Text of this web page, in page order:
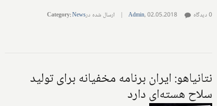
Admin,02.05.2018
| ارسال شده در Category:News 0 دیدگاه
نتانیاهو: ایران برنامه مخفیانه برای تولید
سلاح هسته‌ای دارد